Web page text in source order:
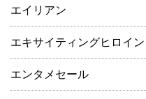
エイリアン
エキサイティングヒロイン
エンタメセール